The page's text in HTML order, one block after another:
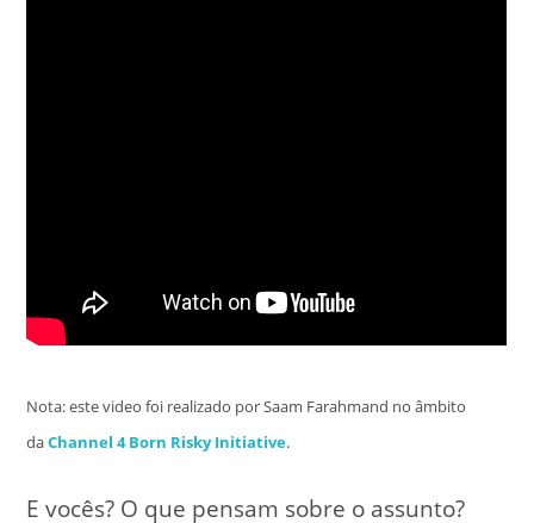
Nota: este video foi realizado por Saam Farahmand no âmbito
daChannel 4 Born Risky Initiative.
E vocês? O que pensam sobre o assunto?